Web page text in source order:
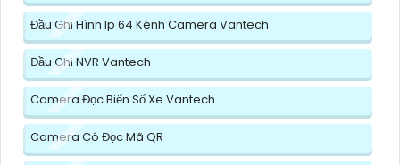
Đầu Ghi Hình Ip 64 Kênh Camera Vantech
Đầu Ghi NVR Vantech
Camera Đọc Biển Số Xe Vantech
Camera Có Đọc Mã QR